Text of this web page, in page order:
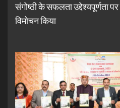
संगोष्ठी के सफलता उद्देश्यपूर्णता
विमोचन किया